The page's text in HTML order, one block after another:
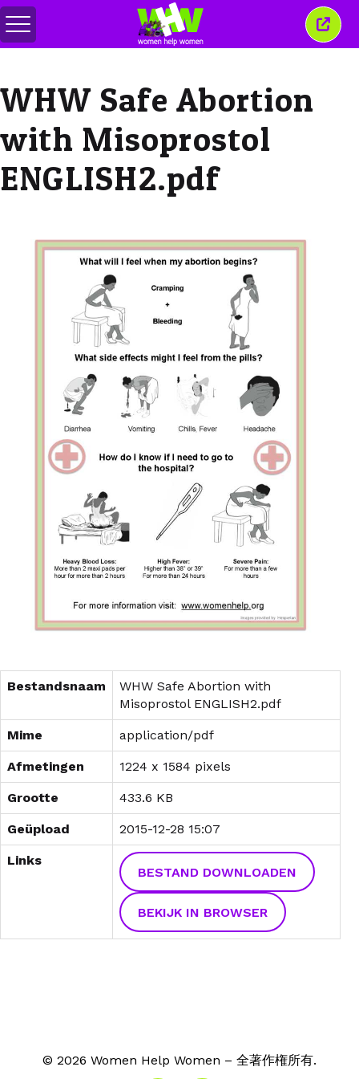
メ
ニ
の
切
り
替
え
こ
の
WHW Safe Abortion
with Misoprostol
ENGLISH2.pdf
Bestandsnaam
WHW Safe Abortion with
Misoprostol ENGLISH2.pdf
Mime application/pdf
Afmetingen 1224 x 1584 pixels
Grootte 433.6 KB
Geüpload 2015-12-28 15:07
Links
BESTAND DOWNLOADEN
BEKIJK IN BROWSER
© 2026 Women Help Women – 全著作権所有.